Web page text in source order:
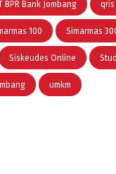
BPR Bank Jombang
100 Simarmas
Siskeudes Online
umkm